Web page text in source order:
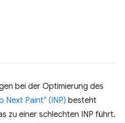
bei der Optimierung des
Next Paint“ (INP) besteht
zu einer schlechten INP führt.